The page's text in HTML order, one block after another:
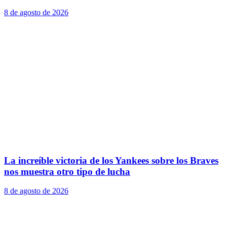
8 de agosto de 2026
La increíble victoria de los Yankees sobre los Braves
nos muestra otro tipo de lucha
8 de agosto de 2026